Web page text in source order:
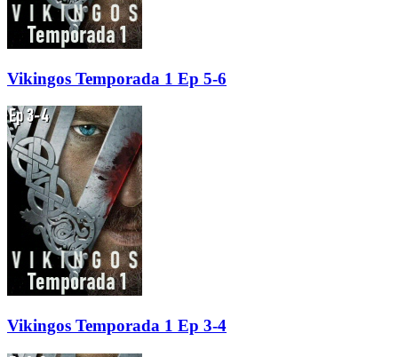
Vikingos Temporada 1 Ep 5-6
Vikingos Temporada 1 Ep 3-4